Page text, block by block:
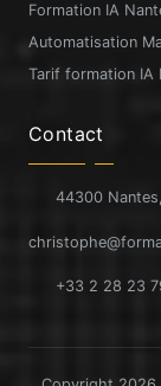
Formation IA
Automatisation
Tarif formation IA
Contact
44300
+33 2 28 23